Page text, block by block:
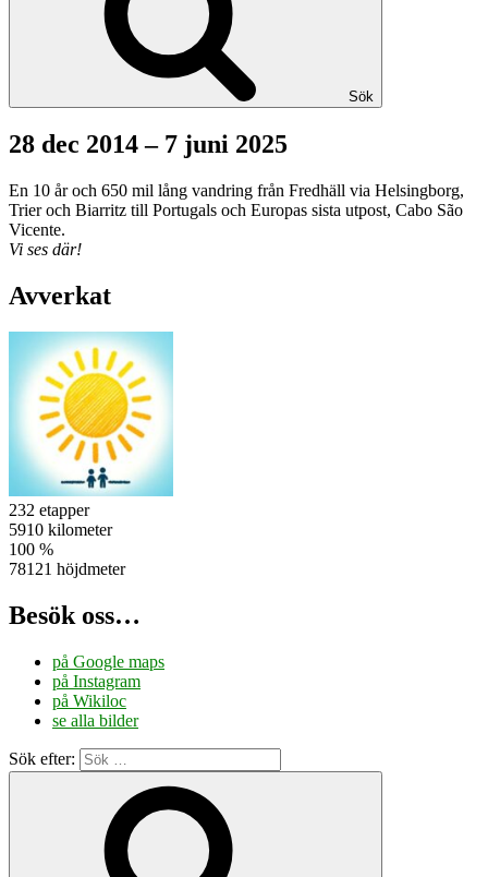
Sök
28 dec 2014 – 7 juni 2025
En 10 år och 650 mil lång vandring från Fredhäll via Helsingborg,
Trier och Biarritz till Portugals och Europas sista utpost, Cabo São
Vicente.
Vi ses där!
Avverkat
232 etapper
5910 kilometer
100 %
78121 höjdmeter
Besök oss…
på Google maps
på Instagram
på Wikiloc
se alla bilder
Sök efter: